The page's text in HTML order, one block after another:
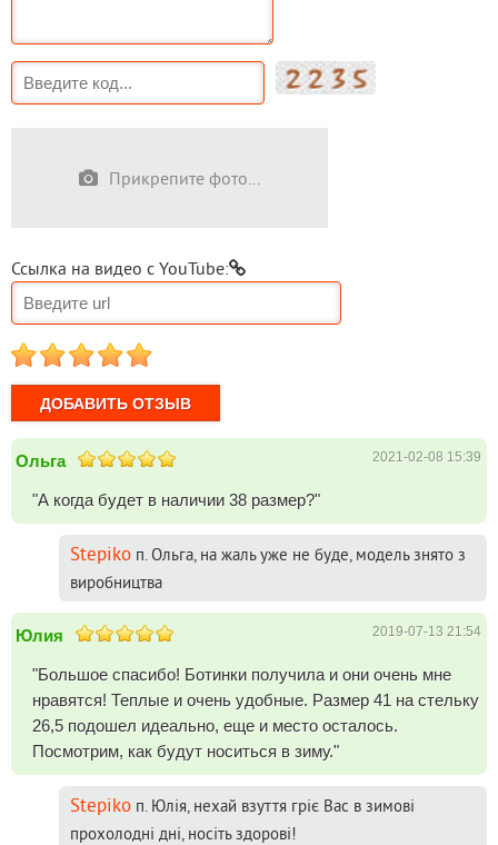
Прикрепите фото...
Ссылка на видео с YouTube:
1 2 3 4 5
Ольга 2021-02-08 15:39
"А когда будет в наличии 38 размер?"
Stepiko п. Ольга, на жаль уже не буде, модель знято з
виробництва
Юлия 2019-07-13 21:54
"Большое спасибо! Ботинки получила и они очень мне
нравятся! Теплые и очень удобные. Размер 41 на стельку
26,5 подошел идеально, еще и место осталось.
Посмотрим, как будут носиться в зиму."
Stepiko п. Юлія, нехай взуття гріє Вас в зимові
прохолодні дні, носіть здорові!